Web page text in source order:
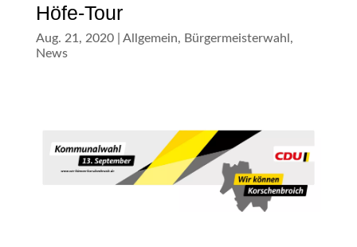
Höfe-Tour
Aug. 21, 2020| Allgemein, Bürgermeisterwahl ,
News